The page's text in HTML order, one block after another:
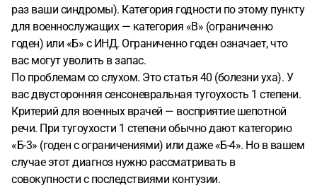
раз ваши синдромы). Категория годности по этому пункту
для военнослужащих — категория «В» (ограниченно
годен) или «Б» с ИНД. Ограниченно годен означает, что
вас могут уволить в запас.
По проблемам со слухом. Это статья 40 (болезни уха). У
вас двусторонняя сенсоневральная тугоухость 1 степени.
Критерий для военных врачей — восприятие шепотной
речи. При тугоухости 1 степени обычно дают категорию
«Б-3» (годен с ограничениями) или даже «Б-4». Но в вашем
случае этот диагноз нужно рассматривать в
совокупности с последствиями контузии.